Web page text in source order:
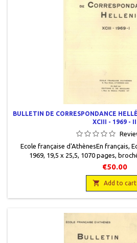
BULLETIN DE CORRESPONDANCE
XCIII - 1969 - II
Ecole française d'AthènesEn français,
1969, 19,5 x 25,5, 1070 pages,
Couvertures défraîchies. Tome II non
€50.00
 Add to cart